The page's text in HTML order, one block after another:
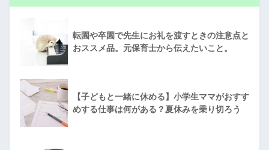
転園や卒園で先生にお礼を渡すときの注意点と
おススメ品。元保育士から伝えたいこと。
【子どもと一緒に休める】小学生ママがおすす
めする仕事は何がある？夏休みを乗り切ろう